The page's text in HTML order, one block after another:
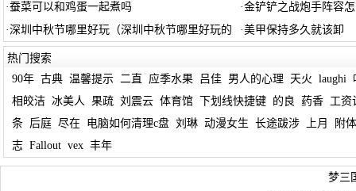
·蚕菜可以和鸡蛋一起煮吗 ·金铲铲之战炮手阵容
·深圳中秋节哪里好玩（深圳中秋节哪里好玩的 ·美甲保持多久就该卸
热门搜索
90年 古典 温馨提示 二直 应季水果 吕佳 男人的心理 天火 laughi
相皎洁 冰美人 果疏 刘震云 体育馆 下划线快捷键 的良 药香
工资
条
后庭 尽在 电脑如何清理c盘 刘琳 动漫女生 长途跋涉 上月
附体
志 Fallout vex 丰年
梦三